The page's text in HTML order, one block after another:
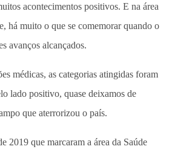
acontecimentos positivos. E na área
há muito o que se comemorar quando o
avanços alcançados.
médicas, as categorias atingidas foram
lado positivo, quase deixamos de
que aterrorizou o país.
2019 que marcaram a área da Saúde